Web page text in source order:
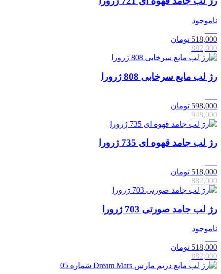
ناموجود
518,000 تومان
882,000
رژ لب مایع سرخابی 808 ژرورا
598,000 تومان
948,000
رژ لب جامد قهوه ای 735 ژرورا
518,000 تومان
882,000
رژ لب جامد صورتی 703 ژرورا
ناموجود
518,000 تومان
882,000